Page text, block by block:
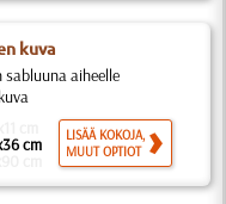
kuva
sabluuna aiheelle
cm
LISÄÄ KOKOJA,
MUUT OPTIOT